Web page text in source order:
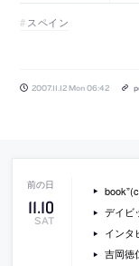
スペイン
2007.11.12 Mon 06:42
11.10
SAT
デイビ
インタ
吉岡徳